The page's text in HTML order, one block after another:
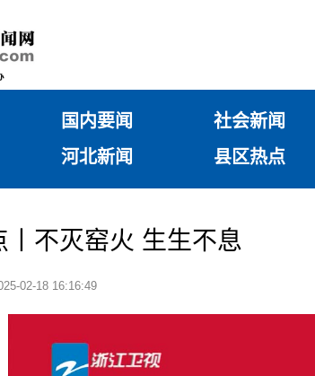
国内要闻 社会新闻
河北新闻 县区热点
丨不灭窑火 生生不息
02-18 16:16:49